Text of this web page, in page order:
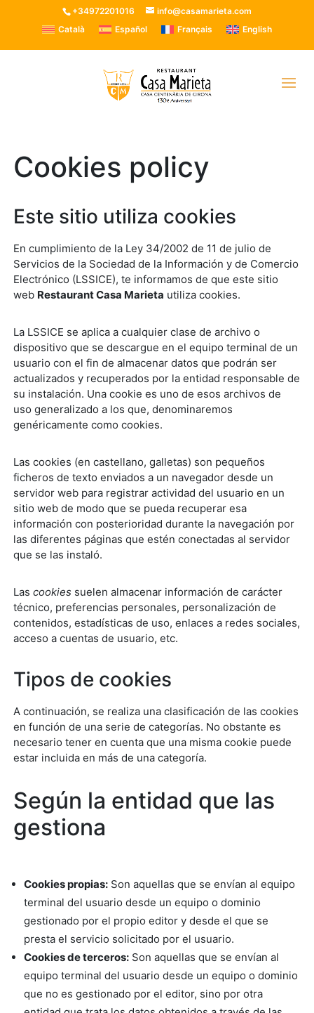
+34972201016
info@casamarieta.com
Català
Español Français English
Cookies policy
Este sitio utiliza cookies
En cumplimiento de la Ley 34/2002 de 11 de julio de
Servicios de la Sociedad de la Información y de Comercio
Electrónico (LSSICE), te informamos de que este sitio
web Restaurant Casa Marieta utiliza cookies.
La LSSICE se aplica a cualquier clase de archivo o
dispositivo que se descargue en el equipo terminal de un
usuario con el fin de almacenar datos que podrán ser
actualizados y recuperados por la entidad responsable de
su instalación. Una cookie es uno de esos archivos de
uso generalizado a los que, denominaremos
genéricamente como cookies.
Las cookies (en castellano, galletas) son pequeños
ficheros de texto enviados a un navegador desde un
servidor web para registrar actividad del usuario en un
sitio web de modo que se pueda recuperar esa
información con posterioridad durante la navegación por
las diferentes páginas que estén conectadas al servidor
que se las instaló.
Lascookies suelen almacenar información de carácter
técnico, preferencias personales, personalización de
contenidos, estadísticas de uso, enlaces a redes sociales,
acceso a cuentas de usuario, etc.
Tipos de cookies
A continuación, se realiza una clasificación de las cookies
en función de una serie de categorías. No obstante es
necesario tener en cuenta que una misma cookie puede
estar incluida en más de una categoría.
Según la entidad que las
gestiona
Cookies propias: Son aquellas que se envían al equipo
terminal del usuario desde un equipo o dominio
gestionado por el propio editor y desde el que se
presta el servicio solicitado por el usuario.
Cookies de terceros: Son aquellas que se envían al
equipo terminal del usuario desde un equipo o dominio
que no es gestionado por el editor, sino por otra